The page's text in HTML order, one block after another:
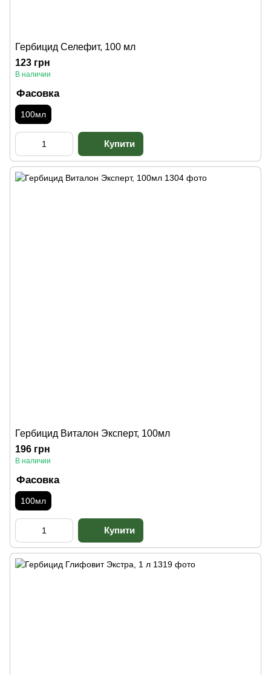
Гербицид Селефит, 100 мл
123 грн
В наличии
Фасовка
100мл
Гербицид Виталон Эксперт, 100мл
196 грн
В наличии
Фасовка
100мл